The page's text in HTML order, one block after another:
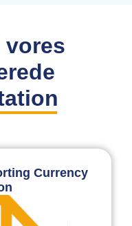
Currency